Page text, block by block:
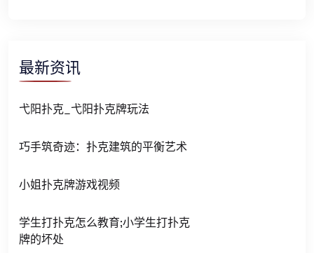
最新资讯
弋阳扑克_弋阳扑克牌玩法
巧手筑奇迹：扑克建筑的平衡艺术
小姐扑克牌游戏视频
学生打扑克怎么教育;小学生打扑克
牌的坏处